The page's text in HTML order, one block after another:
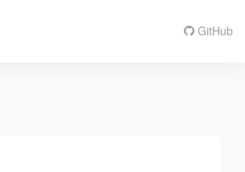
GitHub